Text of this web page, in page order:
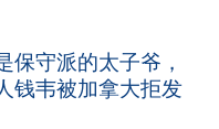
保守派的太子爷，
钱韦被加拿大拒发